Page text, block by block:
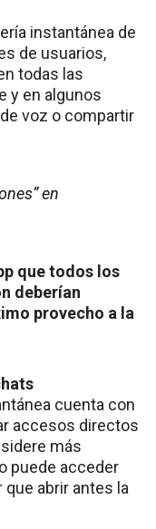
instantánea de
de usuarios,
todas las
y en algunos
voz o compartir
en
que todos los
deberían
provecho a la
cuenta con
accesos directos
más
puede acceder
abrir antes la